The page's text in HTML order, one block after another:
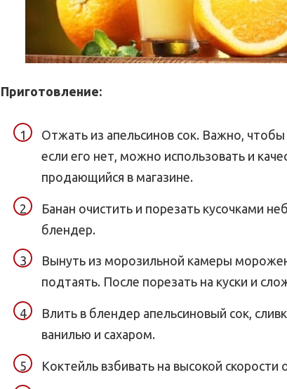
Приготовление:
Отжать из апельсинов сок. Важно,
если его нет, можно использовать и
продающийся в магазине.
Банан очистить и порезать кусочками
блендер.
Вынуть из морозильной камеры
подтаять. После порезать на куски и
Влить в блендер апельсиновый сок,
ванилью и сахаром.
Коктейль взбивать на высокой скорости